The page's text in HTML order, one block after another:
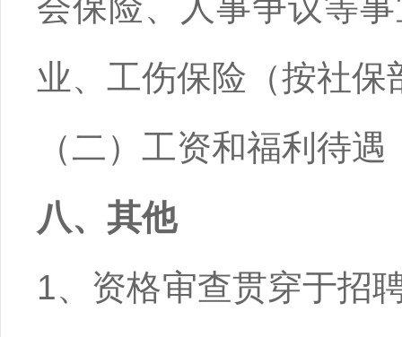
业、工伤保险（按社
（二）工资和福利待
八、其他
1、资格审查贯穿于招